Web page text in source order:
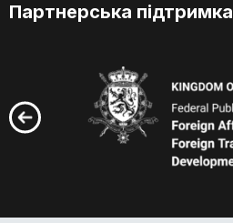
Партнерська підтримка